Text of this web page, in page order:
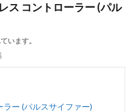
ス コントローラー (パル
います。
ー (パルスサイファー)